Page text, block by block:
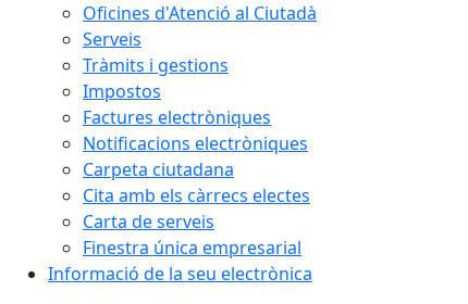
Oficines d'Atenció al Ciutadà
Serveis
Tràmits i gestions
Impostos
Factures electròniques
Notificacions electròniques
Carpeta ciutadana
Cita amb els càrrecs electes
Carta de serveis
Finestra única empresarial
Informació de la seu electrònica